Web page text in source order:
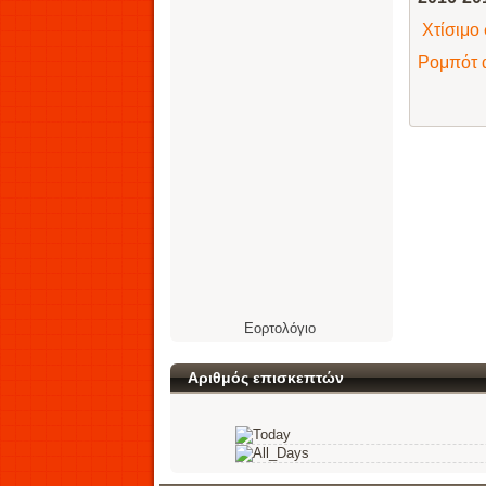
Εορτολόγιο
Ρομπότ
Αριθμός επισκεπτών